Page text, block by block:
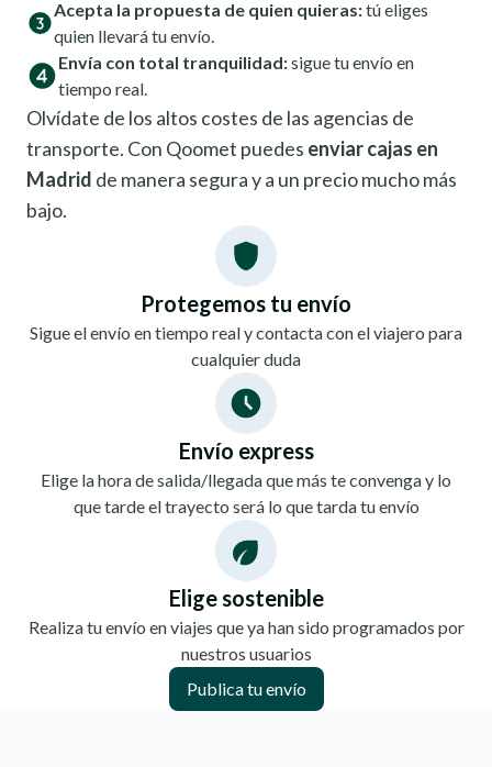
Acepta la propuesta de quien quieras:tú eliges
quien llevará tu envío.
Envía con total tranquilidad:sigue tu envío en
tiempo real.
Olvídate de los altos costes de las agencias de
transporte. Con Qoomet puedes enviar cajas en
Madrid de manera segura y a un precio mucho más
bajo.
Protegemos tu envío
Sigue el envío en tiempo real y contacta con el viajero para
cualquier duda
Envío express
Elige la hora de salida/llegada que más te convenga y lo
que tarde el trayecto será lo que tarda tu envío
Elige sostenible
Realiza tu envío en viajes que ya han sido programados por
nuestros usuarios
Publica tu envío